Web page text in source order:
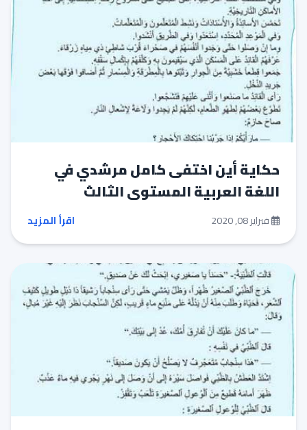
حكاية أين اختفى كامل مرشدي في
اللغة العربية المستوى الثالث
فبراير 08, 2020 اقرأ المزيد